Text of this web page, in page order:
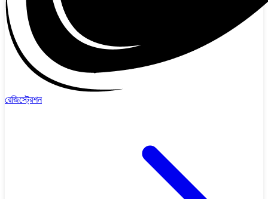
রেজিস্ট্রেশন